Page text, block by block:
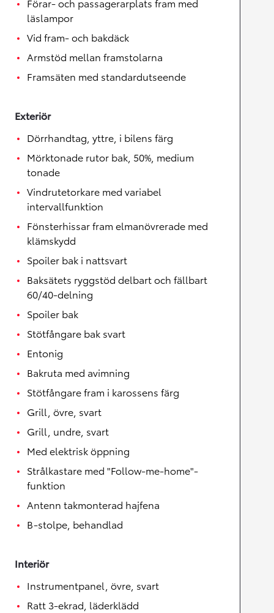
Förar- och passagerarplats fram med
läslampor
Vid fram- och bakdäck
Armstöd mellan framstolarna
Framsäten med standardutseende
Exteriör
Dörrhandtag, yttre, i bilens färg
Mörktonade rutor bak, 50%, medium
tonade
Vindrutetorkare med variabel
intervallfunktion
Fönsterhissar fram elmanövrerade med
klämskydd
Spoiler bak i nattsvart
Baksätets ryggstöd delbart och fällbart
60/40-delning
Spoiler bak
Stötfångare bak svart
Entonig
Bakruta med avimning
Stötfångare fram i karossens färg
Grill, övre, svart
Grill, undre, svart
Med elektrisk öppning
Strålkastare med "Follow-me-home"-
funktion
Antenn takmonterad hajfena
B-stolpe, behandlad
Interiör
Instrumentpanel, övre, svart
Ratt 3-ekrad, läderklädd